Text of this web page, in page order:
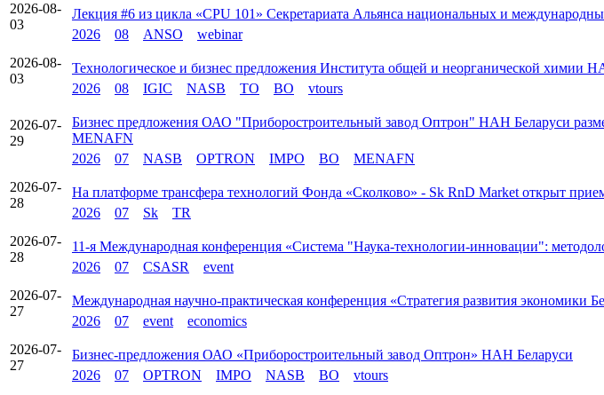
2026-08-
03
Лекция #6 из цикла «CPU 101» Секретариата Альянса национальных и
2026
08 ANSO
webinar
2026-08-
03
Технологическое и бизнес предложения Института общей и неорганической химии
2026
08 IGIC NASB TO BO vtours
2026-07-
29
Бизнес предложения ОАО "Приборостроительный завод Оптрон" НАН Беларуси
MENAFN
2026
07 NASB OPTRON IMPO BO
MENAFN
2026-07-
28
На платформе трансфера технологий Фонда «Сколково» - Sk RnD Market открыт
2026
07 Sk
TR
2026-07-
28
11-я Международная конференция «Система "Наука-технологии-инновации":
2026
07 CSASR
event
2026-07-
27
Международная научно-практическая конференция «Стратегия развития
2026
07 event
economics
2026-07-
27
Бизнес-предложения ОАО «Приборостроительный завод Оптрон» НАН Беларуси
2026
07 OPTRON IMPO NASB BO
vtours